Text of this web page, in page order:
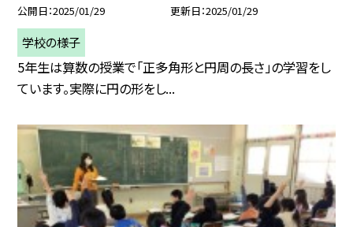
公開日 2025/01/29 更新日 2025/01/29
学校の様子
5年生は算数の授業で「正多角形と円周の長さ」の学習をし
ています。実際に円の形をし...